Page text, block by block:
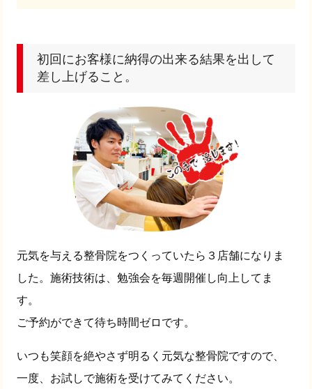
初回にお客様に納得の出来る結果を出して
差し上げること。
元気を与える整骨院をつくっていたら３店舗になりま
した。施術技術は、勉強会を毎週開催し向上してま
す。
ご予約ができて待ち時間ゼロです。
いつも笑顔を絶やさず明るく元気な整骨院ですので、
一度、お試しで施術を受けてみてください。